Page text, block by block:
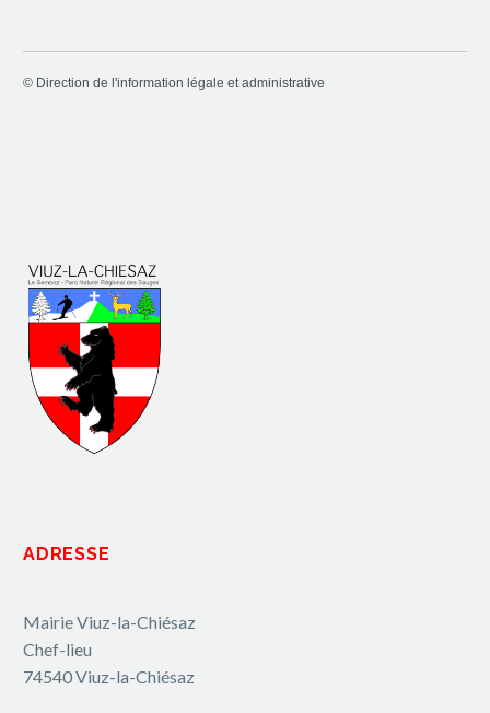
© Direction de l'information légale et administrative
ADRESSE
Mairie Viuz-la-Chiésaz
Chef-lieu
74540 Viuz-la-Chiésaz